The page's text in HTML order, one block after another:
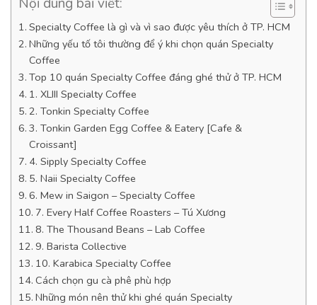
Specialty Coffee là gì và vì sao được yêu thích ở TP. HCM
Những yếu tố tôi thường để ý khi chọn quán Specialty
Coffee
Top 10 quán Specialty Coffee đáng ghé thử ở TP. HCM
1. XLIII Specialty Coffee
2. Tonkin Specialty Coffee
3. Tonkin Garden Egg Coffee & Eatery [Cafe &
Croissant]
4. Sipply Specialty Coffee
5. Naii Specialty Coffee
6. Mew in Saigon – Specialty Coffee
7. Every Half Coffee Roasters – Tú Xương
8. The Thousand Beans – Lab Coffee
9. Barista Collective
10. Karabica Specialty Coffee
Cách chọn gu cà phê phù hợp
Những món nên thử khi ghé quán Specialty